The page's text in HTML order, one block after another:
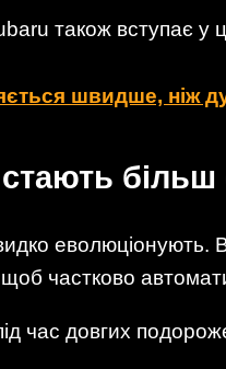
також вступає у
швидше, ніж
еволюціонують.
частково
час довгих